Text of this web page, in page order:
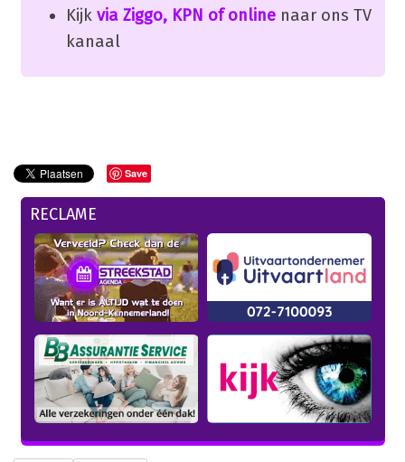
Kijk via Ziggo, KPN of onlinenaar ons TV
kanaal
Save
RECLAME